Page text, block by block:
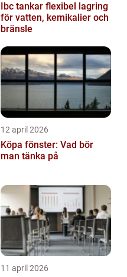
Ibc tankar flexibel lagring
för vatten, kemikalier och
bränsle
12 april 2026
Köpa fönster: Vad bör
man tänka på
11 april 2026